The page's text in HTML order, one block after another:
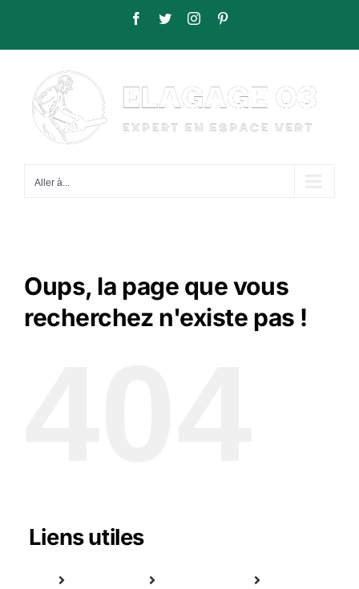
Facebook
TwitterInstagram
Aller à...
Oups, la page que vous
recherchez n'existe pas !
Liens utiles